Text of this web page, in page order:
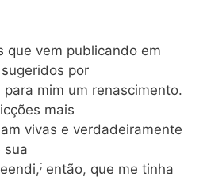
que vem publicando em
por
mim um renascimento.
mais
vivas e verdadeiramente
sua
; então, que me tinha